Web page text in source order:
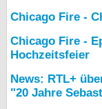
Chicago Fire -
Chicago Fire -
Hochzeitsfeier
News: RTL+
"20 Jahre